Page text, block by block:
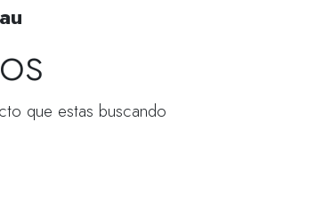
que estas buscando